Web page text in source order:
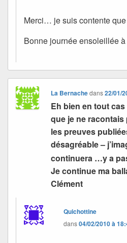
Merci… je suis contente que
Bonne journée ensoleillée
La Bernachedans22/01/
Eh bien en tout
que je ne racontais
les preuves
désagréable –
continuera …y a
Je continue ma
Clément
Quichottine
dans04/02/2010 à